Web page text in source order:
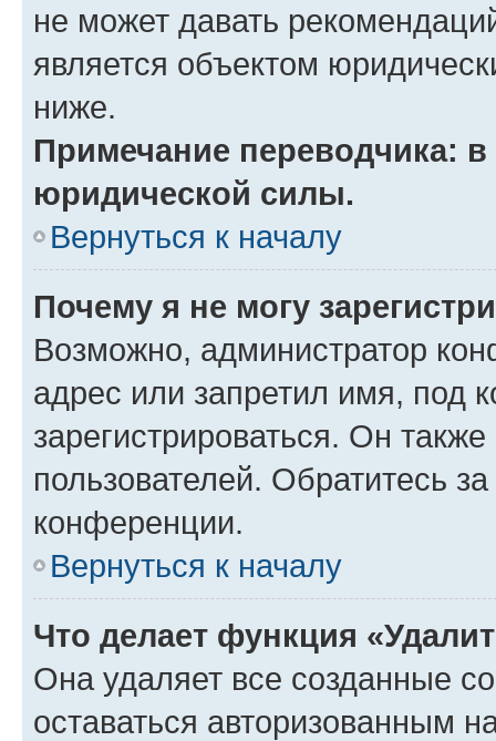
не может давать
является объектом
ниже.
Примечание переводчика:
юридической силы.
Вернуться к началу
Почему я не могу
Возможно, администратор
адрес или запретил имя, под
зарегистрироваться. Он
пользователей. Обратитесь
конференции.
Вернуться к началу
Что делает функция
Она удаляет все созданные
оставаться авторизованным